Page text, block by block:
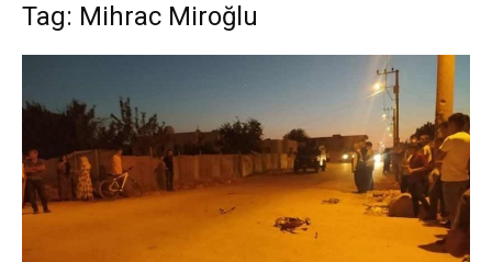
Tag: Mihrac Miroğlu